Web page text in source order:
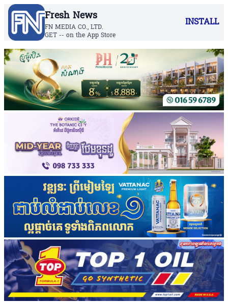
Fresh News
FN MEDIA CO., LTD.
GET -- on the App Store
INSTALL